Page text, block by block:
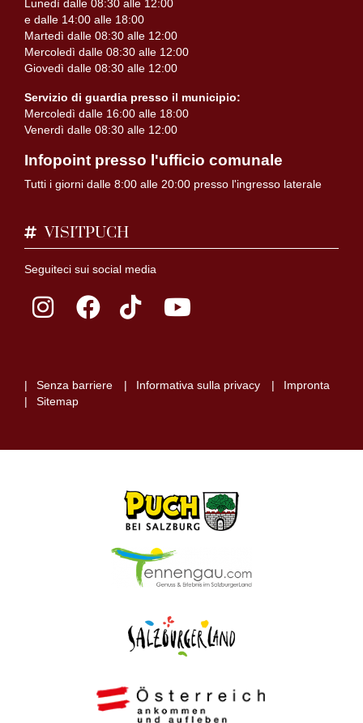
Lunedì dalle 08:30 alle 12:00
e dalle 14:00 alle 18:00
Martedì dalle 08:30 alle 12:00
Mercoledì dalle 08:30 alle 12:00
Giovedì dalle 08:30 alle 12:00
Servizio di guardia presso il municipio:
Mercoledì dalle 16:00 alle 18:00
Venerdì dalle 08:30 alle 12:00
Infopoint presso l'ufficio comunale
Tutti i giorni dalle 8:00 alle 20:00 presso l'ingresso laterale
VISITPUCH
Seguiteci sui social media
Senza barriere Informativa sulla privacy
Impronta
Sitemap